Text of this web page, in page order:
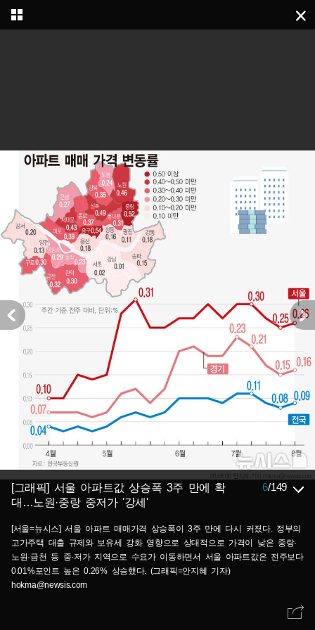
[그래픽] 서울 아파트값 상승폭 3주 만에 확
대…노원·중랑 중저가 '강세'
6/149
[서울=뉴시스] 서울 아파트 매매가격 상승폭이 3주 만에 다시 커졌다. 정부의
고가주택 대출 규제와 보유세 강화 영향으로 상대적으로 가격이 낮은 중랑·
노원·금천 등 중·저가 지역으로 수요가 이동하면서 서울 아파트값은 전주보다
0.01%포인트 높은 0.26% 상승했다. (그래픽=안지혜 기자)
hokma@newsis.com